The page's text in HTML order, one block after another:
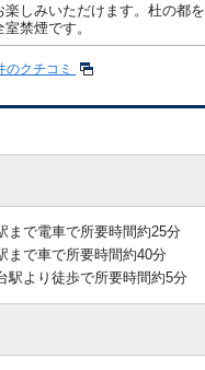
しみいただけます。杜の都を
禁煙です。
のクチコミ
まで電車で所要時間約25分
まで車で所要時間約40分
駅より徒歩で所要時間約5分